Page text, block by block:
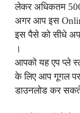
लेकर अधिकतम
अगर आप इस
इस पैसे को सीधे
।
आपको यह एप प्ले
के लिए आप गूगल
डाउनलोड कर